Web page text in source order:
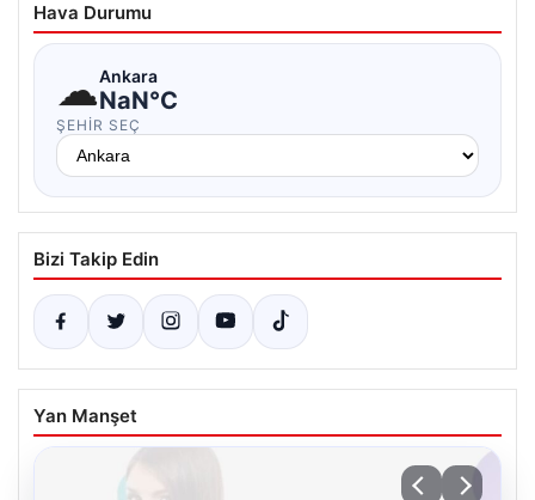
Hava Durumu
☁Ankara
NaN°C
ŞEHIR SEÇ
Bizi Takip Edin
Yan Manşet